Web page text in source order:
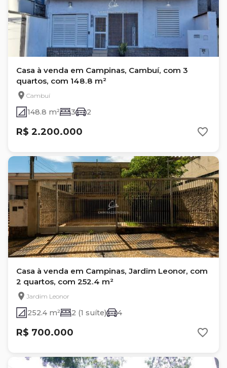
Casa à venda em Campinas, Cambuí, com 3
quartos, com 148.8 m²
Cambuí
148.8 m² 3 2
R$ 2.200.000
Casa à venda em Campinas, Jardim Leonor, com
2 quartos, com 252.4 m²
Jardim Leonor
252.4 m² 2 (1 suíte) 4
R$ 700.000